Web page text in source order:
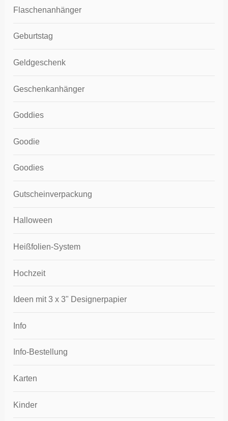
Flaschenanhänger
Geburtstag
Geldgeschenk
Geschenkanhänger
Goddies
Goodie
Goodies
Gutscheinverpackung
Halloween
Heißfolien-System
Hochzeit
Ideen mit 3 x 3" Designerpapier
Info
Info-Bestellung
Karten
Kinder